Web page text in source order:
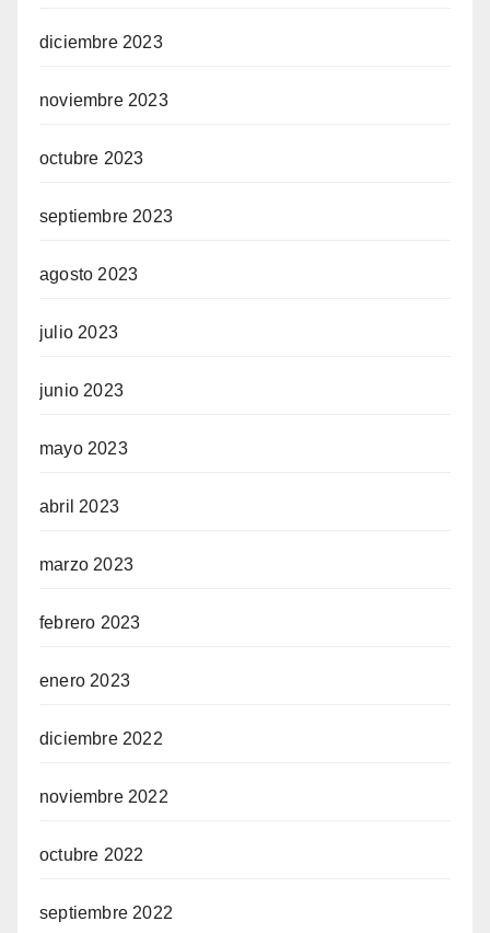
diciembre 2023
noviembre 2023
octubre 2023
septiembre 2023
agosto 2023
julio 2023
junio 2023
mayo 2023
abril 2023
marzo 2023
febrero 2023
enero 2023
diciembre 2022
noviembre 2022
octubre 2022
septiembre 2022